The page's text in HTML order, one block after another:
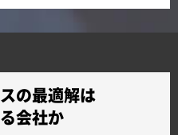
の最適解は
会社か